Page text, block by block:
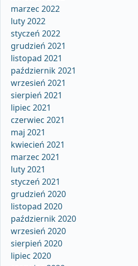
marzec 2022
luty 2022
styczeń 2022
grudzień 2021
listopad 2021
październik 2021
wrzesień 2021
sierpień 2021
lipiec 2021
czerwiec 2021
maj 2021
kwiecień 2021
marzec 2021
luty 2021
styczeń 2021
grudzień 2020
listopad 2020
październik 2020
wrzesień 2020
sierpień 2020
lipiec 2020